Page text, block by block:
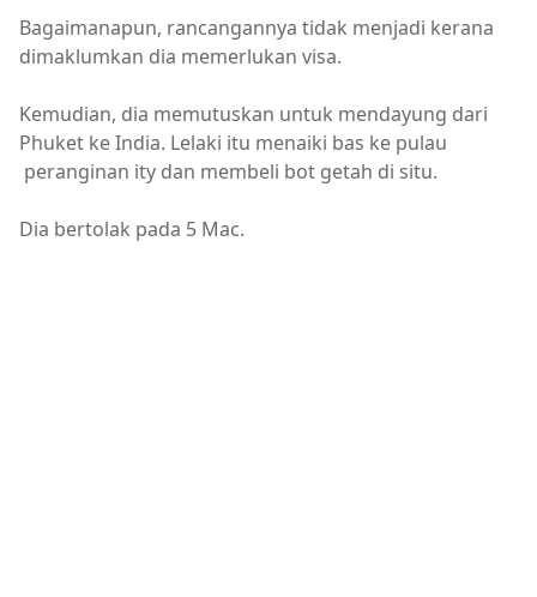
Bagaimanapun, rancangannya tidak menjadi kerana
dimaklumkan dia memerlukan visa.
Kemudian, dia memutuskan untuk mendayung dari
Phuket ke India. Lelaki itu menaiki bas ke pulau
peranginan ity dan membeli bot getah di situ.
Dia bertolak pada 5 Mac.